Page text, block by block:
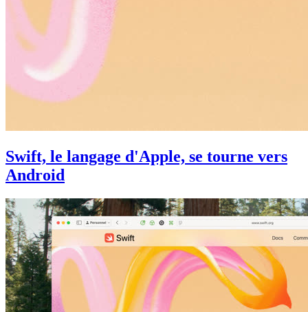
Swift, le langage d'Apple, se tourne vers
Android